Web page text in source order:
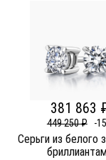
381 863
449 250 ₽ -
Серьги из белого